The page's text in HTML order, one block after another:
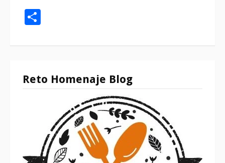
Reto Homenaje Blog